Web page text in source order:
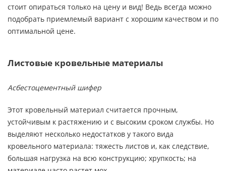
стоит опираться только на цену и вид! Ведь всегда можно
подобрать приемлемый вариант с хорошим качеством и по
оптимальной цене.
Листовые кровельные материалы
Асбестоцементный шифер
Этот кровельный материал считается прочным,
устойчивым к растяжению и с высоким сроком службы. Но
выделяют несколько недостатков у такого вида
кровельного материала: тяжесть листов и, как следствие,
большая нагрузка на всю конструкцию; хрупкость; на